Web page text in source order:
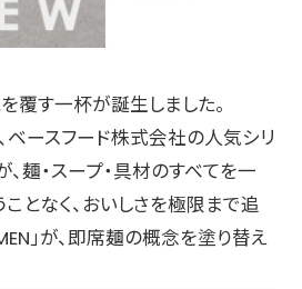
覆す一杯が誕生しました。
ースフード株式会社の人気シリ
、麺・スープ・具材のすべてを一
となく、おいしさを極限まで追
」が、即席麺の概念を塗り替え